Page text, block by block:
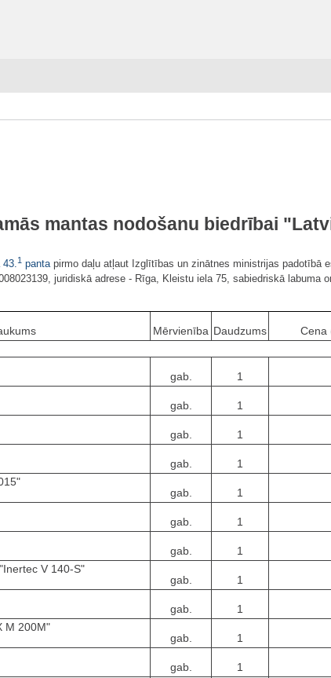
mantas nodošanu biedrībai
43.1 pantapirmo daļu atļaut Izglītības un zinātnes ministrijas padotībā
juridiskā adrese - Rīga, Kleistu iela 75, sabiedriskā
Mērvienība Daudzums Cena
gab.
1
gab.
1
gab.
1
gab.
1
gab.
1
gab.
1
gab.
1
V 140-S"
gab.
1
gab.
1
M 200M"
gab.
1
gab.
1